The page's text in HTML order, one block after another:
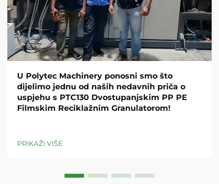
U Polytec Machinery ponosni smo što
dijelimo jednu od naših nedavnih priča o
uspjehu s PTC130 Dvostupanjskim PP PE
Filmskim Reciklažnim Granulatorom!
PRIKAŽI VIŠE